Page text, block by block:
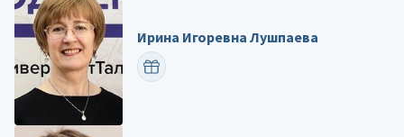
Ирина Игоревна Лушпаева
ПОЗДРАВИТЬ